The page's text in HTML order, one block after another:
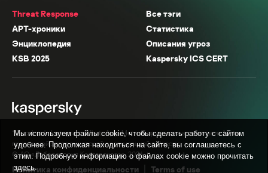
Threat Response
Все тэги
APT-хроники
Статистика
Энциклопедия
Описания угроз
KSB 2025
Kaspersky ICS CERT
* Facebook, Instagram, WhatsApp, Meta AI принадлежат компании Meta,
признанной экстремистской организацией в России.
© АО «Лаборатория Касперского», 2026.
Политика конфиденциальности Terms of use
Мы используем файлы cookie, чтобы сделать работу с сайтом
удобнее. Продолжая находиться на сайте, вы соглашаетесь с
этим. Подробную информацию о файлах cookie можно прочитать
здесь.